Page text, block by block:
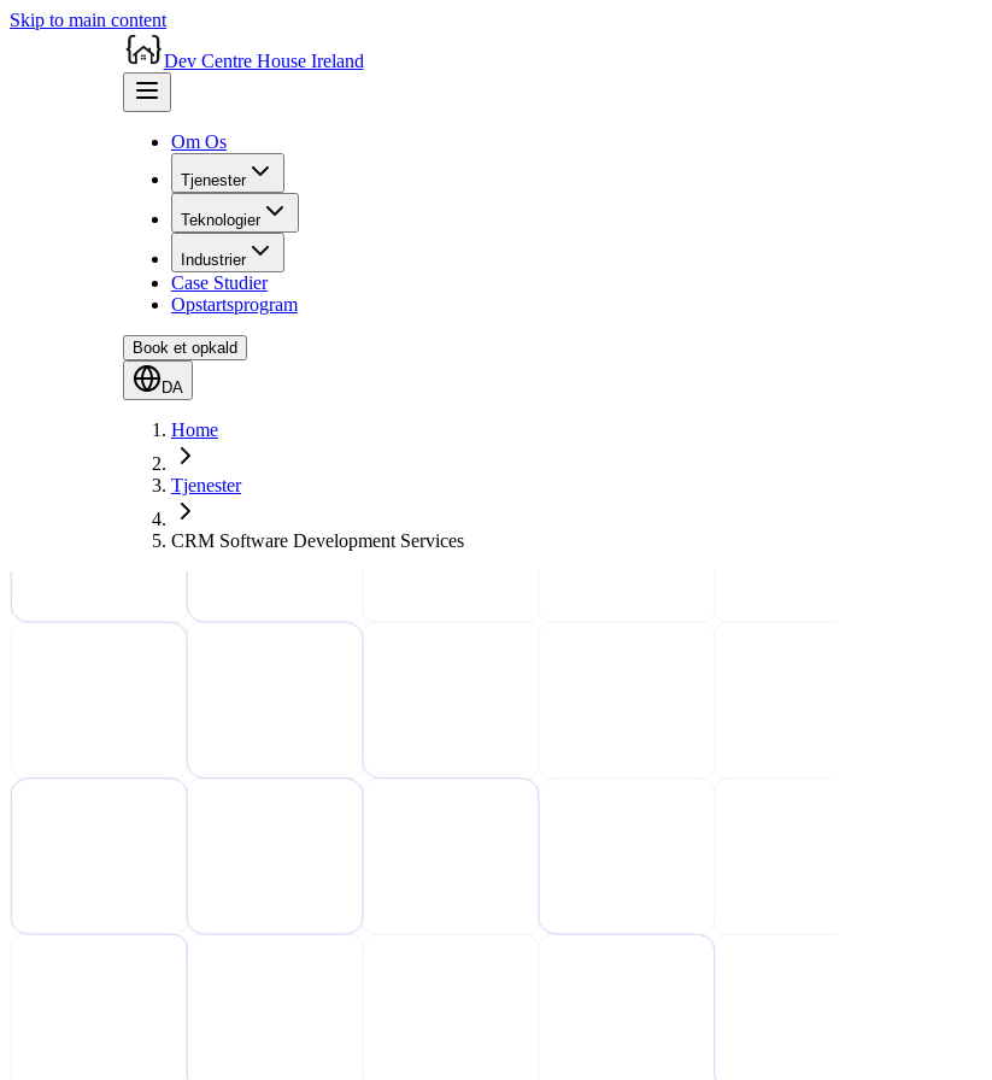
Skip to main content
Dev Centre House Ireland
Om Os
Tjenester
Teknologier
Industrier
Case Studier
Opstartsprogram
Book et opkald
DA
Home
Tjenester
CRM Software Development Services